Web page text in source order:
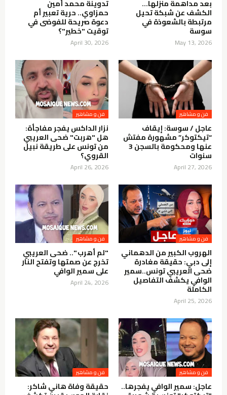
بعد مداهمة منزلها…
الكشف عن شبكة تحيل
مرتبطة بالشعوذة في
سوسة
May 13, 2026
تدوينة محمد أمين
حمزاوي.. حرية تعبير أم
دعوة صريحة للفوضى في
توقيت "خطير"؟
April 30, 2026
فن و مشاهير
عاجل / سوسة: إيقاف
“تيكتوكر” مشهورة مفتش
عنها ومحكومة بالسجن 3
سنوات
April 27, 2026
فن و مشاهير
نزار الداكس يفجر مفاجأة:
هل "هربت" ضحى العريبي
من تونس على طريقة نبيل
القروي؟
April 26, 2026
فن و مشاهير
الهروب الكبير من الدهماني
إلى دبي: حقيقة مغادرة
ضحى العريبي تونس..سمير
الوافي يكشف التفاصيل
الكاملة
April 25, 2026
فن و مشاهير
"لم أهرب ".. ضحى العريبي
تخرج عن صمتها وتفتح النار
على سمير الوافي
April 24, 2026
فن و مشاهير
عاجل: سمير الوافي يفجرها..
فن و مشاهير
حقيقة وفاة هاني شاكر: